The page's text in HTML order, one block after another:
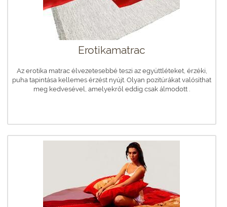
Erotikamatrac
Az erotika matrac élvezetesebbé teszi az együttléteket, érzéki,
puha tapintása kellemes érzést nyújt. Olyan pozitúrákat valósíthat
meg kedvesével, amelyekről eddig csak álmodott .